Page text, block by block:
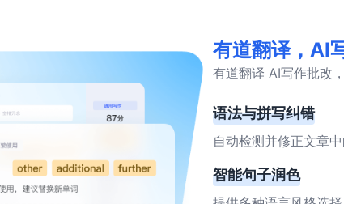
有道翻译，AI
有道翻译 AI写作批改
语法与拼写纠错
自动检测并修正文章
智能句子润色